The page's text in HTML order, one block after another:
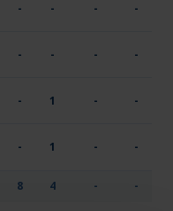
- - - -
- - - -
- 1 - -
- 1 - -
8 4 - -